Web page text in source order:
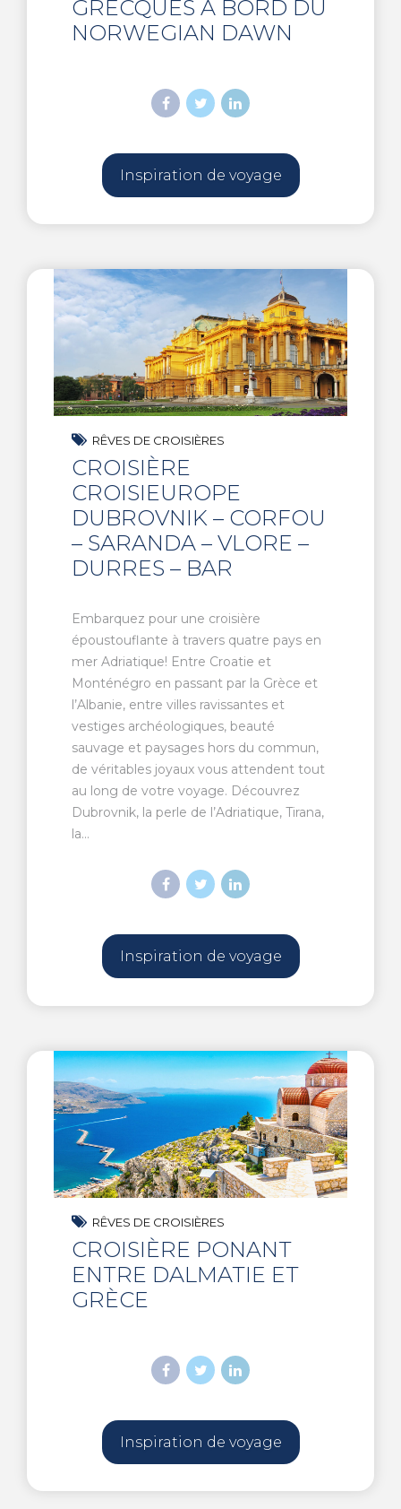
GRECQUES À BORD DU
NORWEGIAN DAWN
Inspiration de voyage
RÊVES DE CROISIÈRES
CROISIÈRE
CROISIEUROPE
DUBROVNIK – CORFOU
– SARANDA – VLORE –
DURRES – BAR
Embarquez pour une croisière
époustouflante à travers quatre pays en
mer Adriatique! Entre Croatie et
Monténégro en passant par la Grèce et
l’Albanie, entre villes ravissantes et
vestiges archéologiques, beauté
sauvage et paysages hors du commun,
de véritables joyaux vous attendent tout
au long de votre voyage. Découvrez
Dubrovnik, la perle de l’Adriatique, Tirana,
la...
Inspiration de voyage
RÊVES DE CROISIÈRES
CROISIÈRE PONANT
ENTRE DALMATIE ET
GRÈCE
Inspiration de voyage